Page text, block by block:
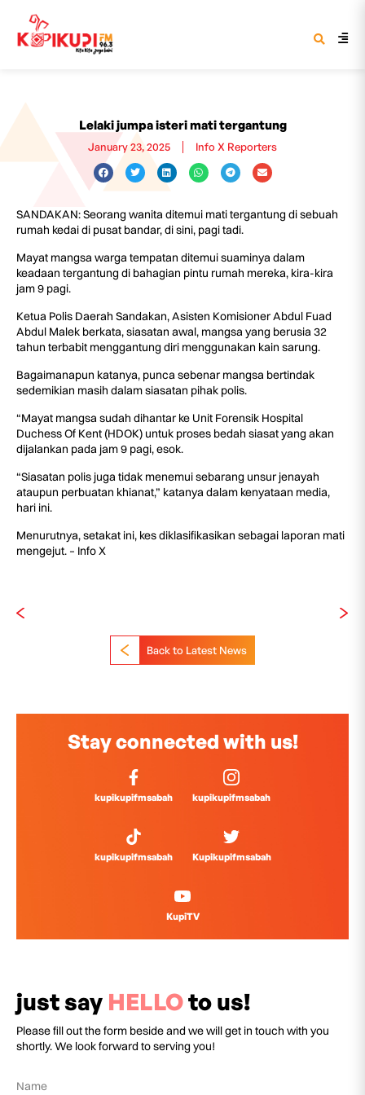
Lelaki jumpa isteri mati tergantung
January 23, 2025 Info X Reporters
SANDAKAN: Seorang wanita ditemui mati tergantung di sebuah
rumah kedai di pusat bandar, di sini, pagi tadi.
Mayat mangsa warga tempatan ditemui suaminya dalam
keadaan tergantung di bahagian pintu rumah mereka, kira-kira
jam 9 pagi.
Ketua Polis Daerah Sandakan, Asisten Komisioner Abdul Fuad
Abdul Malek berkata, siasatan awal, mangsa yang berusia 32
tahun terbabit menggantung diri menggunakan kain sarung.
Bagaimanapun katanya, punca sebenar mangsa bertindak
sedemikian masih dalam siasatan pihak polis.
“Mayat mangsa sudah dihantar ke Unit Forensik Hospital
Duchess Of Kent (HDOK) untuk proses bedah siasat yang akan
dijalankan pada jam 9 pagi, esok.
“Siasatan polis juga tidak menemui sebarang unsur jenayah
ataupun perbuatan khianat,” katanya dalam kenyataan media,
hari ini.
Menurutnya, setakat ini, kes diklasifikasikan sebagai laporan mati
mengejut. – Info X
Back to Latest News
Stay connected with us!
kupikupifmsabah kupikupifmsabah
kupikupifmsabah Kupikupifmsabah
KupiTV
just say HELLOto us!
Please fill out the form beside and we will get in touch with you
shortly. We look forward to serving you!